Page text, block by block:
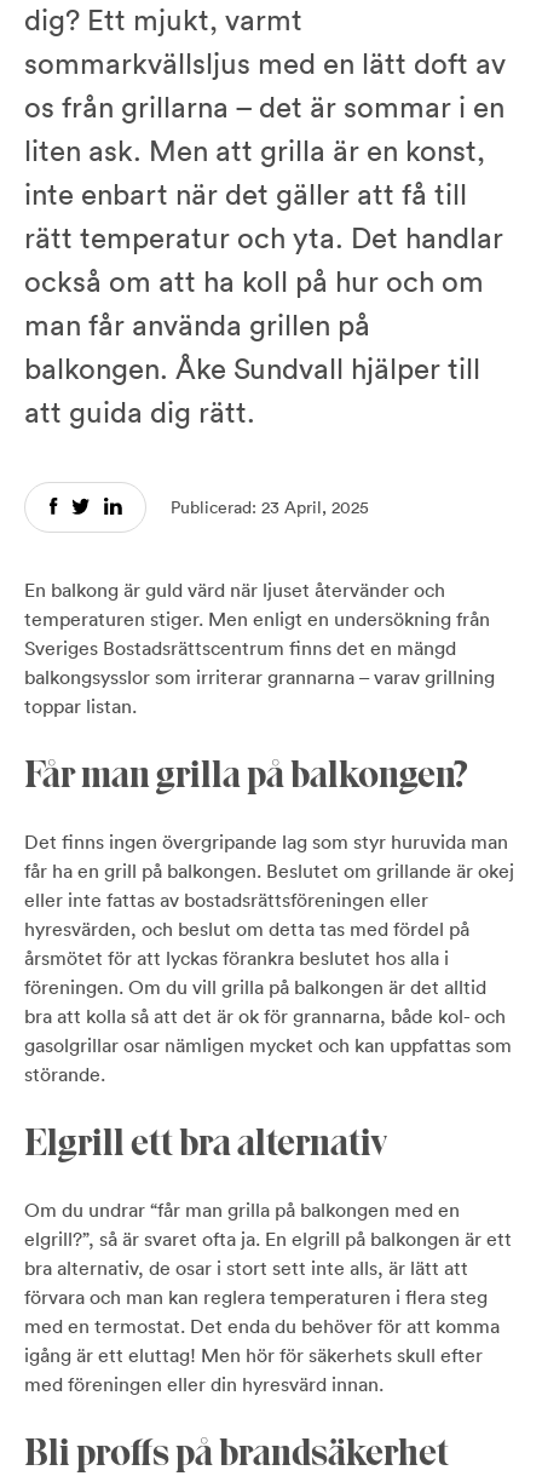
dig? Ett mjukt, varmt
sommarkvällsljus med en lätt doft av
os från grillarna – det är sommar i en
liten ask. Men att grilla är en konst,
inte enbart när det gäller att få till
rätt temperatur och yta. Det handlar
också om att ha koll på hur och om
man får använda grillen på
balkongen. Åke Sundvall hjälper till
att guida dig rätt.
Publicerad: 23 April, 2025
En balkong är guld värd när ljuset återvänder och
temperaturen stiger. Men enligt en undersökning från
Sveriges Bostadsrättscentrum finns det en mängd
balkongsysslor som irriterar grannarna – varav grillning
toppar listan.
Får man grilla på balkongen?
Det finns ingen övergripande lag som styr huruvida man
får ha en grill på balkongen. Beslutet om grillande är okej
eller inte fattas av bostadsrättsföreningen eller
hyresvärden, och beslut om detta tas med fördel på
årsmötet för att lyckas förankra beslutet hos alla i
föreningen. Om du vill grilla på balkongen är det alltid
bra att kolla så att det är ok för grannarna, både kol- och
gasolgrillar osar nämligen mycket och kan uppfattas som
störande.
Elgrill ett bra alternativ
Om du undrar “får man grilla på balkongen med en
elgrill?”, så är svaret ofta ja. En elgrill på balkongen är ett
bra alternativ, de osar i stort sett inte alls, är lätt att
förvara och man kan reglera temperaturen i flera steg
med en termostat. Det enda du behöver för att komma
igång är ett eluttag! Men hör för säkerhets skull efter
med föreningen eller din hyresvärd innan.
Bli proffs på brandsäkerhet